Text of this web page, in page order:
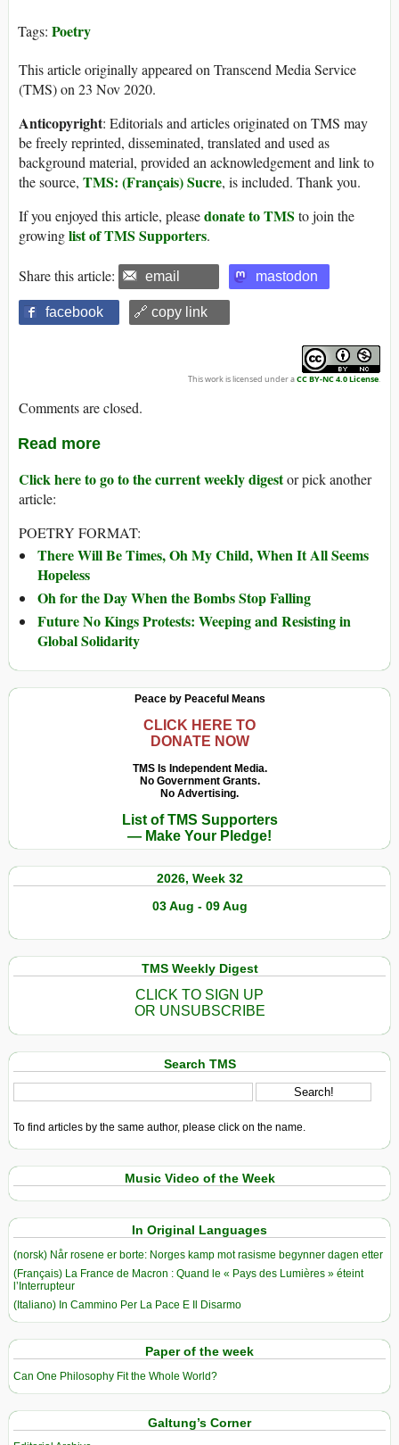
Tags: Poetry
This article originally appeared on Transcend Media Service
(TMS) on 23 Nov 2020.
Anticopyright: Editorials and articles originated on TMS may
be freely reprinted, disseminated, translated and used as
background material, provided an acknowledgement and link to
the source, TMS: (Français) Sucre, is included. Thank you.
If you enjoyed this article, pleasedonate to TMS to join the
growinglist of TMS Supporters.
Share this article: email mastodon
facebook 🔗 copy link
This work is licensed under aCC BY-NC 4.0 License.
Comments are closed.
Read more
Click here to go to the current weekly digestor pick another
article:
POETRY FORMAT:
There Will Be Times, Oh My Child, When It All Seems
Hopeless
Oh for the Day When the Bombs Stop Falling
Future No Kings Protests: Weeping and Resisting in
Global Solidarity
Peace by Peaceful Means
CLICK HERE TO
DONATE NOW
TMS Is Independent Media.
No Government Grants.
No Advertising.
List of TMS Supporters
— Make Your Pledge!
2026, Week 32
03 Aug - 09 Aug
TMS Weekly Digest
CLICK TO SIGN UP
OR UNSUBSCRIBE
Search TMS
To find articles by the same author, please click on the name.
Music Video of the Week
In Original Languages
(norsk) Når rosene er borte: Norges kamp mot rasisme begynner dagen etter
(Français) La France de Macron : Quand le « Pays des Lumières » éteint
l’Interrupteur
(Italiano) In Cammino Per La Pace E Il Disarmo
Paper of the week
Can One Philosophy Fit the Whole World?
Galtung’s Corner